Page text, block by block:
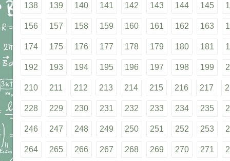
138 139 140 141 142 143 144 145
156 157 158 159 160 161 162 163
174 175 176 177 178 179 180 181
192 193 194 195 196 197 198 199
210 211 212 213 214 215 216 217
228 229 230 231 232 233 234 235
246 247 248 249 250 251 252 253
264 265 266 267 268 269 270 271